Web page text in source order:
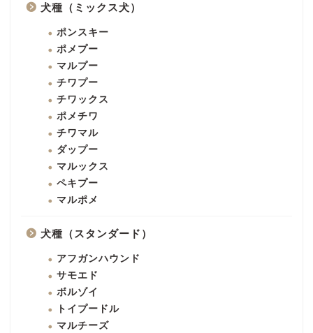
犬種（ミックス犬）
ポンスキー
ポメプー
マルプー
チワプー
チワックス
ポメチワ
チワマル
ダップー
マルックス
ペキプー
マルポメ
犬種（スタンダード）
アフガンハウンド
サモエド
ボルゾイ
トイプードル
マルチーズ